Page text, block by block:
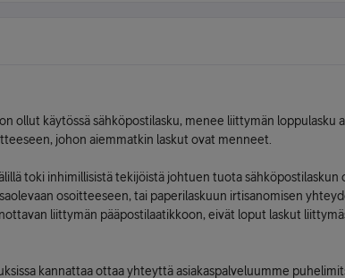
ollut käytössä sähköpostilasku, menee liittymän loppulasku
johon aiemmatkin laskut ovat menneet.
toki inhimillisistä tekijöistä johtuen tuota sähköpostilaskun
osoitteeseen, tai paperilaskuun irtisanomisen
liittymän pääpostilaatikkoon, eivät loput laskut
kannattaa ottaa yhteyttä asiakaspalveluumme